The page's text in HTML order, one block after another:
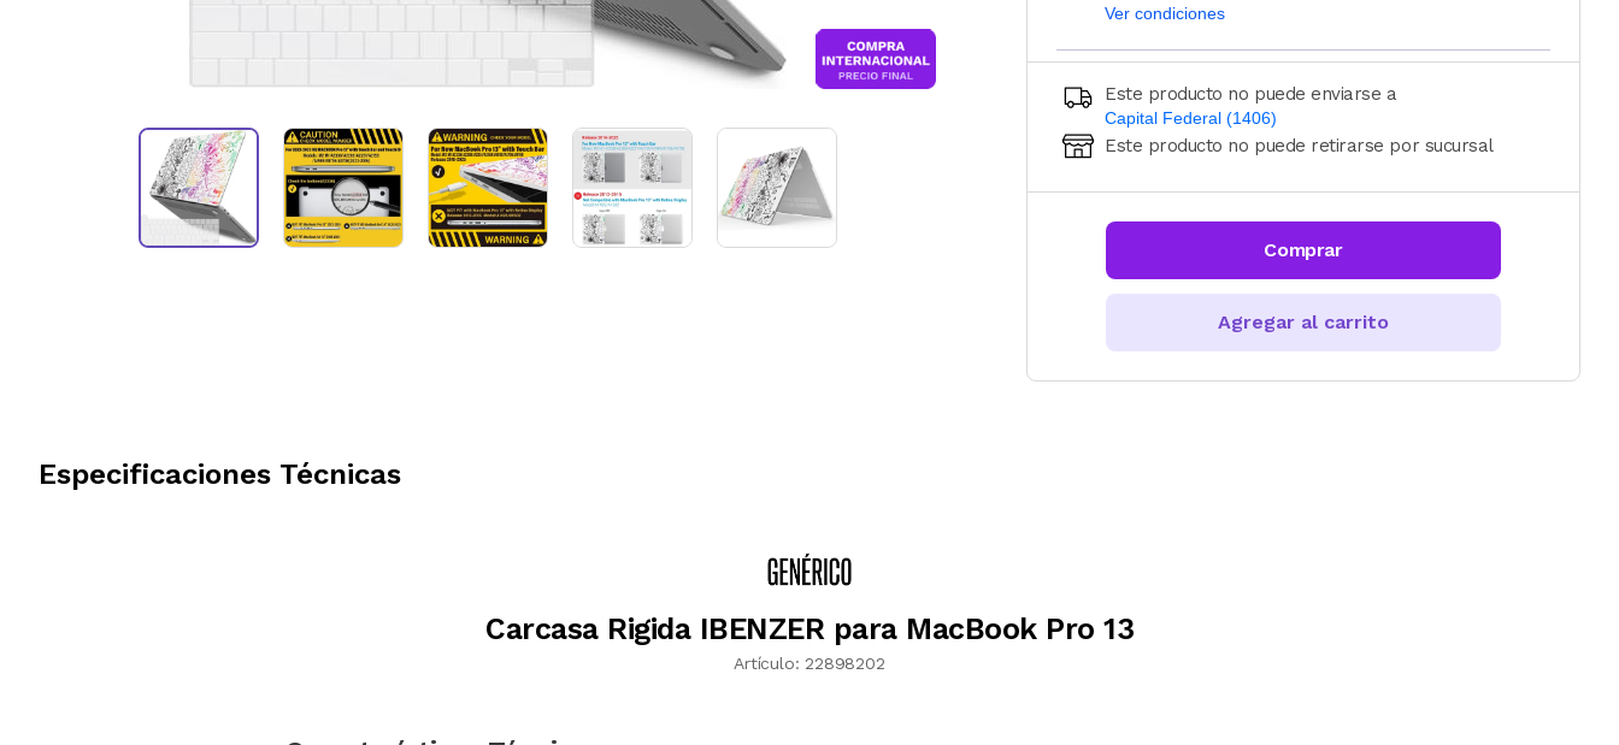
Ver condiciones
Este producto no puede enviarse a
Capital Federal (1406)
Ingresá código postal (sólo números)
CALCULAR
Este producto no puede retirarse por sucursal
Comprar
Agregar al carrito
Especificaciones Técnicas
Carcasa Rigida IBENZER para MacBook Pro 13
Artículo: 22898202